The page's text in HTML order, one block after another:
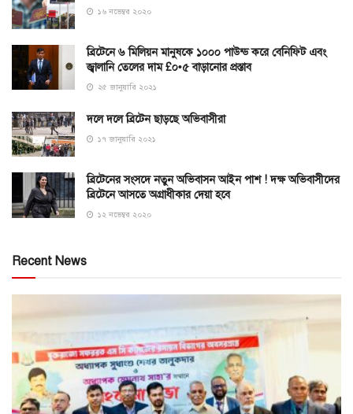
১৬ নভেম্বর ২০২০
ব্রিটেনে ৬ মিলিয়ন মানুষকে ১০০০ পাউন্ড করে বেনিফিট এবং
জ্বালানি তেলের দাম £০•৫ বাড়ানোর প্রস্তাব
২৫ জানুয়ারি ২০২১
দলে দলে ব্রিটেন ছাড়ছে অভিবাসীরা
১৭ জানুয়ারি ২০২১
ব্রিটেনের সংসদে নতুন অভিবাসন আইন পাশ ! দক্ষ অভিবাসীদের
ব্রিটেনে আসতে অগ্রাধীকার দেয়া হবে
১২ নভেম্বর ২০২০
Recent News